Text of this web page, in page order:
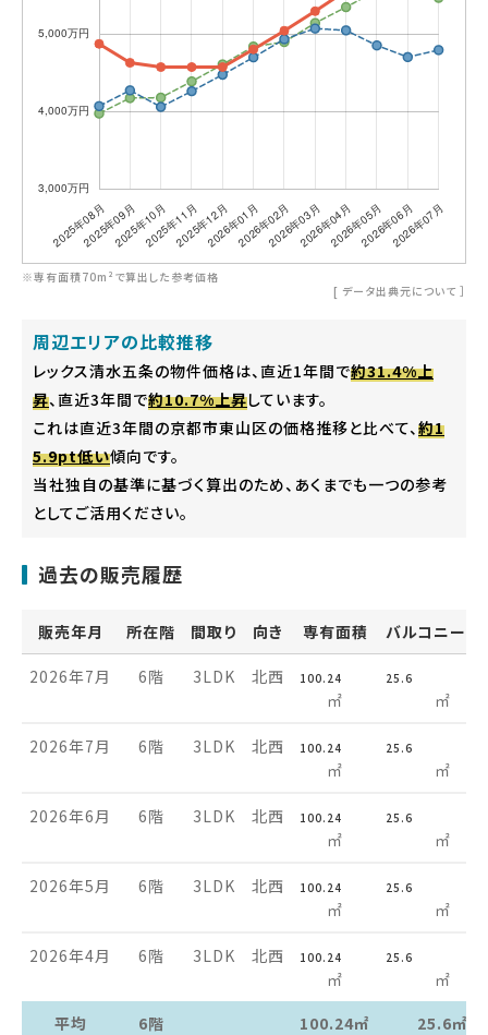
※専有面積70m²で算出した参考価格
[ データ出典元について ］
周辺エリアの比較推移
レックス清水五条の物件価格は、直近1年間で約31.4%上
昇、直近3年間で約10.7%上昇しています。
これは直近3年間の京都市東山区の価格推移と比べて、 約1
5.9pt低い傾向です。
当社独自の基準に基づく算出のため、あくまでも一つの参考
としてご活用ください。
過去の販売履歴
販売年月 所在階 間取り 向き 専有面積 バルコニー面
2026年7月 6階 3LDK 北西 100.24
㎡
25.6
㎡
2026年7月 6階 3LDK 北西 100.24
㎡
25.6
㎡
2026年6月 6階 3LDK 北西 100.24
㎡
25.6
㎡
2026年5月 6階 3LDK 北西 100.24
㎡
25.6
㎡
2026年4月 6階 3LDK 北西 100.24
㎡
25.6
㎡
平均
6階 100.24㎡ 25.6㎡